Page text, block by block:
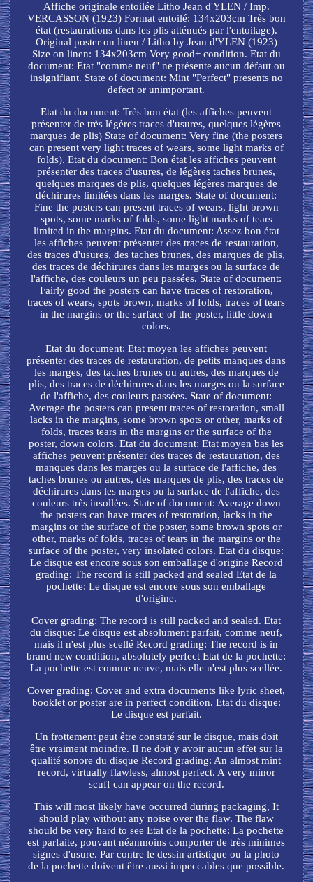
Affiche originale entoilée Litho Jean d'YLEN / Imp.
VERCASSON (1923) Format entoilé: 134x203cm Très bon
état (restaurations dans les plis atténués par l'entoilage).
Original poster on linen / Litho by Jean d'YLEN (1923)
Size on linen: 134x203cm Very good+ condition. Etat du
document: Etat "comme neuf" ne présente aucun défaut ou
insignifiant. State of document: Mint "Perfect" presents no
defect or unimportant.
Etat du document: Très bon état (les affiches peuvent
présenter de très légères traces d'usures, quelques légères
marques de plis) State of document: Very fine (the posters
can present very light traces of wears, some light marks of
folds). Etat du document: Bon état les affiches peuvent
présenter des traces d'usures, de légères taches brunes,
quelques marques de plis, quelques légères marques de
déchirures limitées dans les marges. State of document:
Fine the posters can present traces of wears, light brown
spots, some marks of folds, some light marks of tears
limited in the margins. Etat du document: Assez bon état
les affiches peuvent présenter des traces de restauration,
des traces d'usures, des taches brunes, des marques de plis,
des traces de déchirures dans les marges ou la surface de
l'affiche, des couleurs un peu passées. State of document:
Fairly good the posters can have traces of restoration,
traces of wears, spots brown, marks of folds, traces of tears
in the margins or the surface of the poster, little down
colors.
Etat du document: Etat moyen les affiches peuvent
présenter des traces de restauration, de petits manques dans
les marges, des taches brunes ou autres, des marques de
plis, des traces de déchirures dans les marges ou la surface
de l'affiche, des couleurs passées. State of document:
Average the posters can present traces of restoration, small
lacks in the margins, some brown spots or other, marks of
folds, traces tears in the margins or the surface of the
poster, down colors. Etat du document: Etat moyen bas les
affiches peuvent présenter des traces de restauration, des
manques dans les marges ou la surface de l'affiche, des
taches brunes ou autres, des marques de plis, des traces de
déchirures dans les marges ou la surface de l'affiche, des
couleurs très insollées. State of document: Average down
the posters can have traces of restoration, lacks in the
margins or the surface of the poster, some brown spots or
other, marks of folds, traces of tears in the margins or the
surface of the poster, very insolated colors. Etat du disque:
Le disque est encore sous son emballage d'origine Record
grading: The record is still packed and sealed Etat de la
pochette: Le disque est encore sous son emballage
d'origine.
Cover grading: The record is still packed and sealed. Etat
du disque: Le disque est absolument parfait, comme neuf,
mais il n'est plus scellé Record grading: The record is in
brand new condition, absolutely perfect Etat de la pochette:
La pochette est comme neuve, mais elle n'est plus scellée.
Cover grading: Cover and extra documents like lyric sheet,
booklet or poster are in perfect condition. Etat du disque:
Le disque est parfait.
Un frottement peut être constaté sur le disque, mais doit
être vraiment moindre. Il ne doit y avoir aucun effet sur la
qualité sonore du disque Record grading: An almost mint
record, virtually flawless, almost perfect. A very minor
scuff can appear on the record.
This will most likely have occurred during packaging, It
should play without any noise over the flaw. The flaw
should be very hard to see Etat de la pochette: La pochette
est parfaite, pouvant néanmoins comporter de très minimes
signes d'usure. Par contre le dessin artistique ou la photo
de la pochette doivent être aussi impeccables que possible.